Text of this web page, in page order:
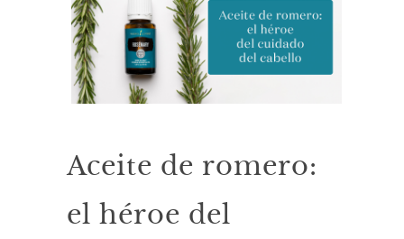
Aceite de romero:
el héroe del